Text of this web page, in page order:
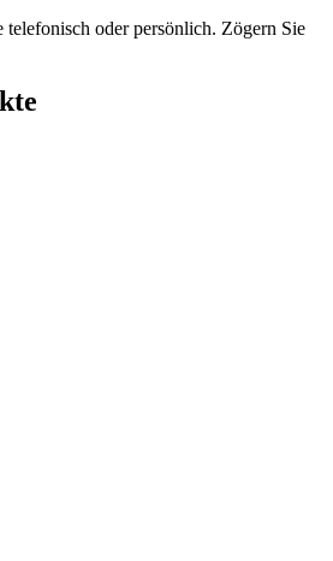
telefonisch oder persönlich. Zögern Sie